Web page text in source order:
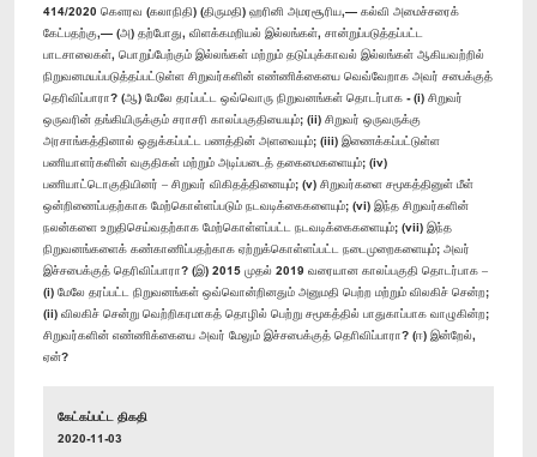
414/2020 கௌரவ (கலாநிதி) (திருமதி) ஹரினி அமரசூரிய,— கல்வி அமைச்சரைக்
கேட்பதற்கு,— (அ) தற்போது, விளக்கமறியல் இல்லங்கள், சான்றுப்படுத்தப்பட்ட
பாடசாலைகள், பொறுப்பேற்கும் இல்லங்கள் மற்றும் தடுப்புக்காவல் இல்லங்கள் ஆகியவற்றில்
நிறுவனமயப்படுத்தப்பட்டுள்ள சிறுவர்களின் எண்ணிக்கையை வெவ்வேறாக அவர் சபைக்குத்
தெரிவிப்பாரா? (ஆ) மேலே தரப்பட்ட ஒவ்வொரு நிறுவனங்கள் தொடர்பாக - (i) சிறுவர்
ஒருவரின் தங்கியிருக்கும் சராசரி காலப்பகுதியையும்; (ii) சிறுவர் ஒருவருக்கு
அரசாங்கத்தினால் ஒதுக்கப்பட்ட பணத்தின் அளவையும்; (iii) இணைக்கப்பட்டுள்ள
பணியாளர்களின் வகுதிகள் மற்றும் அடிப்படைத் தகைமைகளையும்; (iv)
பணியாட்டொகுதியினர் – சிறுவர் விகிதத்தினையும்; (v) சிறுவர்களை சமூகத்தினுள் மீள்
ஒன்றிணைப்பதற்காக மேற்கொள்ளப்படும் நடவடிக்கைகளையும்; (vi) இந்த சிறுவர்களின்
நலன்களை உறுதிசெய்வதற்காக மேற்கொள்ளப்பட்ட நடவடிக்கைகளையும்; (vii) இந்த
நிறுவனங்களைக் கண்காணிப்பதற்காக ஏற்றுக்கொள்ளப்பட்ட நடைமுறைகளையும்; அவர்
இச்சபைக்குத் தெரிவிப்பாரா? (இ) 2015 முதல் 2019 வரையான காலப்பகுதி தொடர்பாக –
(i) மேலே தரப்பட்ட நிறுவனங்கள் ஒவ்வொன்றினதும் அனுமதி பெற்ற மற்றும் விலகிச் சென்ற;
(ii) விலகிச் சென்று வெற்றிகரமாகத் தொழில் பெற்று சமூகத்தில் பாதுகாப்பாக வாழுகின்ற;
சிறுவர்களின் எண்ணிக்கையை அவர் மேலும் இச்சபைக்குத் தொிவிப்பாரா? (ஈ) இன்றேல்,
ஏன்?
கேட்கப்பட்ட திகதி
2020-11-03